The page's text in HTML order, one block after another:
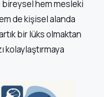
hem mesleki
de kişisel alanda
bir lüks olmaktan
kolaylaştırmaya